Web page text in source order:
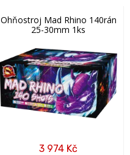
Ohňostroj Mad Rhino 140rán
25-30mm 1ks
3 974 Kč